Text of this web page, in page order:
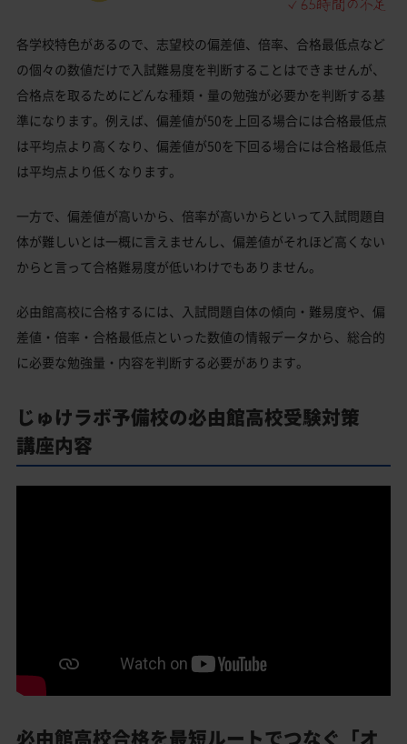
各学校特色があるので、志望校の偏差値、倍率、合格最低点など
の個々の数値だけで入試難易度を判断することはできませんが、
合格点を取るためにどんな種類・量の勉強が必要かを判断する基
準になります。例えば、偏差値が50を上回る場合には合格最低点
は平均点より高くなり、偏差値が50を下回る場合には合格最低点
は平均点より低くなります。
一方で、偏差値が高いから、倍率が高いからといって入試問題自
体が難しいとは一概に言えませんし、偏差値がそれほど高くない
からと言って合格難易度が低いわけでもありません。
必由館高校に合格するには、入試問題自体の傾向・難易度や、偏
差値・倍率・合格最低点といった数値の情報データから、総合的
に必要な勉強量・内容を判断する必要があります。
じゅけラボ予備校の必由館高校受験対策
講座内容